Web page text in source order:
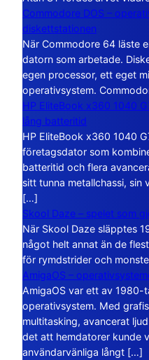
Commodore DOS –
diskettstationen
När Commodore 64 läste
datorn som arbetade.
egen processor, ett eget
operativsystem.
HP EliteBook x360 1040
lång batteritid
HP EliteBook x360 1040
företagsdator som
batteritid och flera
sitt tunna metallchassi, sin
[…]
Skool Daze – spelet som
När Skool Daze släpptes
något helt annat än de
för rymdstrider och
AmigaOS –
AmigaOS var ett av 1980-
operativsystem. Med
multitasking, avancerat
det att hemdatorer kunde
användarvänliga långt […]